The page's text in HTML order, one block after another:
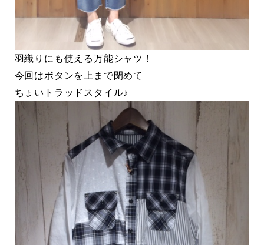
羽織りにも使える万能シャツ！
今回はボタンを上まで閉めて
ちょいトラッドスタイル♪